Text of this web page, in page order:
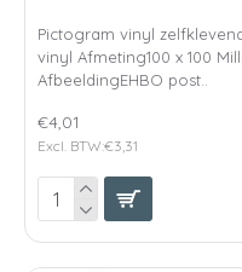
Pictogram vinyl
vinyl Afmeting100 x 100
AfbeeldingEHBO post..
€4,01
Excl. BTW:€3,31